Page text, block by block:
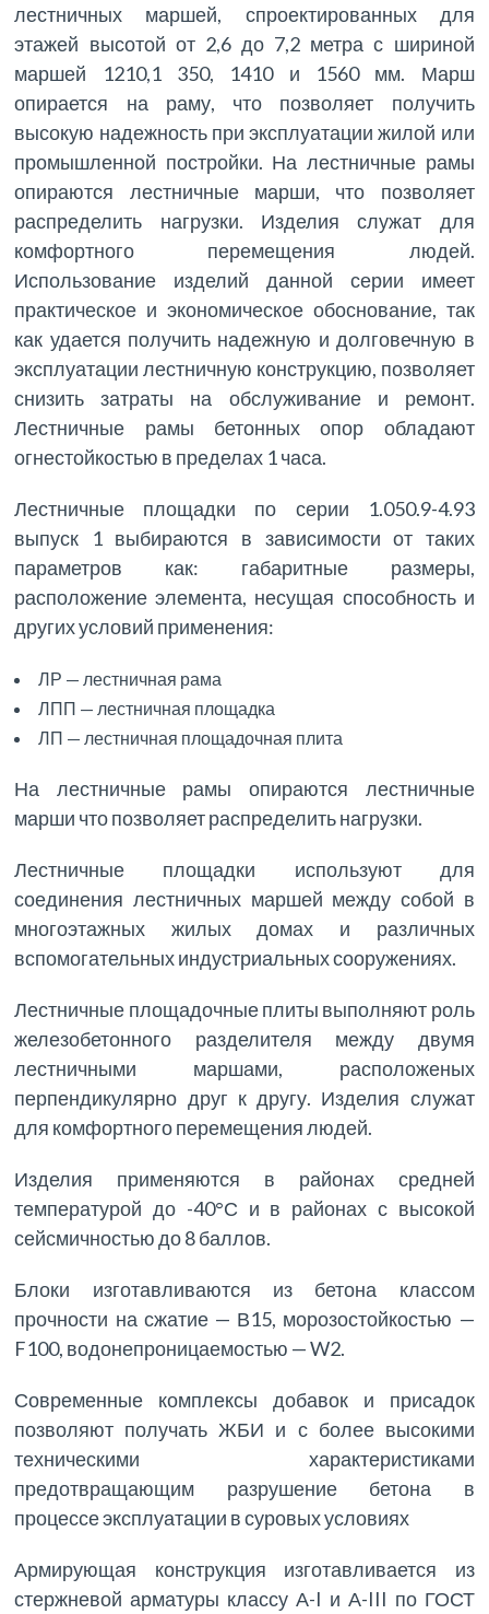
лестничных маршей, спроектированных для
этажей высотой от 2,6 до 7,2 метра с шириной
маршей 1210,1 350, 1410 и 1560 мм. Марш
опирается на раму, что позволяет получить
высокую надежность при эксплуатации жилой или
промышленной постройки. На лестничные рамы
опираются лестничные марши, что позволяет
распределить нагрузки. Изделия служат для
комфортного перемещения людей.
Использование изделий данной серии имеет
практическое и экономическое обоснование, так
как удается получить надежную и долговечную в
эксплуатации лестничную конструкцию, позволяет
снизить затраты на обслуживание и ремонт.
Лестничные рамы бетонных опор обладают
огнестойкостью в пределах 1 часа.
Лестничные площадки по серии 1.050.9-4.93
выпуск 1 выбираются в зависимости от таких
параметров как: габаритные размеры,
расположение элемента, несущая способность и
других условий применения:
ЛР — лестничная рама
ЛПП — лестничная площадка
ЛП — лестничная площадочная плита
На лестничные рамы опираются лестничные
марши что позволяет распределить нагрузки.
Лестничные площадки используют для
соединения лестничных маршей между собой в
многоэтажных жилых домах и различных
вспомогательных индустриальных сооружениях.
Лестничные площадочные плиты выполняют роль
железобетонного разделителя между двумя
лестничными маршами, расположеных
перпендикулярно друг к другу. Изделия служат
для комфортного перемещения людей.
Изделия применяются в районах средней
температурой до -40°С и в районах с высокой
сейсмичностью до 8 баллов.
Блоки изготавливаются из бетона классом
прочности на сжатие — В15, морозостойкостью —
F100, водонепроницаемостью — W2.
Современные комплексы добавок и присадок
позволяют получать ЖБИ и с более высокими
техническими характеристиками
предотвращающим разрушение бетона в
процессе эксплуатации в суровых условиях
Армирующая конструкция изготавливается из
стержневой арматуры классу А-I и А-III по ГОСТ